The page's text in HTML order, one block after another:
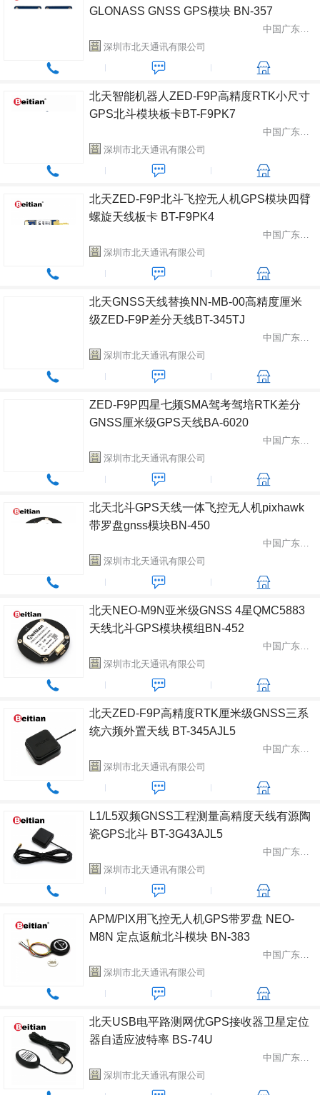
GLONASS GNSS GPS模块 BN-357
中国广东省深圳市
深圳市北天通讯有限公司
北天智能机器人ZED-F9P高精度RTK小尺寸
GPS北斗模块板卡BT-F9PK7
中国广东省深圳市
深圳市北天通讯有限公司
北天ZED-F9P北斗飞控无人机GPS模块四臂
螺旋天线板卡 BT-F9PK4
中国广东省深圳市
深圳市北天通讯有限公司
北天GNSS天线替换NN-MB-00高精度厘米
级ZED-F9P差分天线BT-345TJ
中国广东省深圳市
深圳市北天通讯有限公司
ZED-F9P四星七频SMA驾考驾培RTK差分
GNSS厘米级GPS天线BA-6020
中国广东省深圳市
深圳市北天通讯有限公司
北天北斗GPS天线一体飞控无人机pixhawk
带罗盘gnss模块BN-450
中国广东省深圳市
深圳市北天通讯有限公司
北天NEO-M9N亚米级GNSS 4星QMC5883
天线北斗GPS模块模组BN-452
中国广东省深圳市
深圳市北天通讯有限公司
北天ZED-F9P高精度RTK厘米级GNSS三系
统六频外置天线 BT-345AJL5
中国广东省深圳市
深圳市北天通讯有限公司
L1/L5双频GNSS工程测量高精度天线有源陶
瓷GPS北斗 BT-3G43AJL5
中国广东省深圳市
深圳市北天通讯有限公司
APM/PIX用飞控无人机GPS带罗盘 NEO-
M8N 定点返航北斗模块 BN-383
中国广东省深圳市
深圳市北天通讯有限公司
北天USB电平路测网优GPS接收器卫星定位
器自适应波特率 BS-74U
中国广东省深圳市
深圳市北天通讯有限公司